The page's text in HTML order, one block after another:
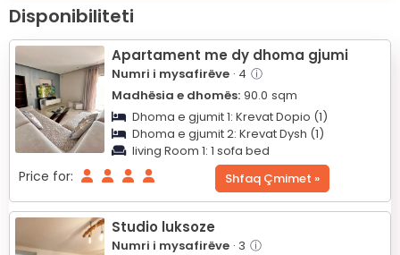
+
−
Disponibiliteti
Apartament me dy dhoma gjumi
Numri i mysafirëve · 4 ⓘ
Madhësia e dhomës: 90.0 sqm
Dhoma e gjumit 1: Krevat Dopio (1)
Dhoma e gjumit 2: Krevat Dysh (1)
living Room 1: 1 sofa bed
Price for: Shfaq Çmimet »
Studio luksoze
Numri i mysafirëve · 3 ⓘ